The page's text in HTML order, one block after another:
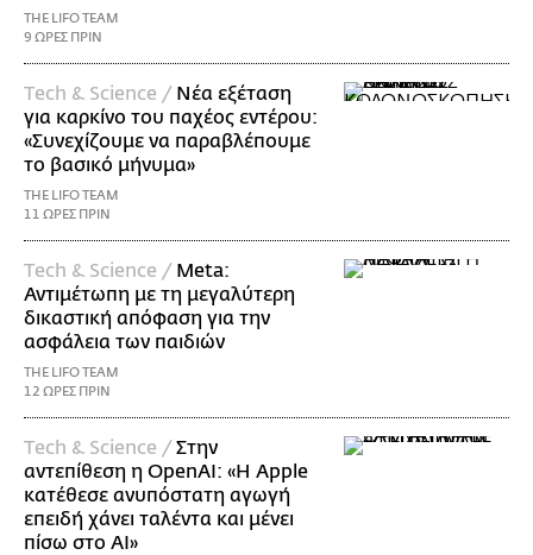
THE LIFO TEAM
9 ΩΡΕΣ ΠΡΙΝ
Τech & Science / Νέα εξέταση
για καρκίνο του παχέος εντέρου:
«Συνεχίζουμε να παραβλέπουμε
το βασικό μήνυμα»
THE LIFO TEAM
11 ΩΡΕΣ ΠΡΙΝ
Τech & Science / Meta:
Αντιμέτωπη με τη μεγαλύτερη
δικαστική απόφαση για την
ασφάλεια των παιδιών
THE LIFO TEAM
12 ΩΡΕΣ ΠΡΙΝ
Τech & Science /Στην
αντεπίθεση η OpenAI: «Η Apple
κατέθεσε ανυπόστατη αγωγή
επειδή χάνει ταλέντα και μένει
πίσω στο AI»